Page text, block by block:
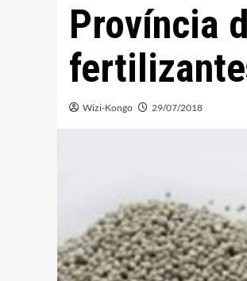
Província
Wizi-Kongo 29/07/2018